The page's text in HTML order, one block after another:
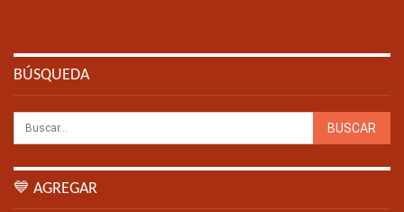
BÚSQUEDA
💙 AGREGAR